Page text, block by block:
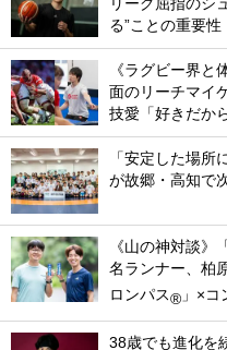
リーグ屈指のシ
る”ことの重要性
《ラグビー界と
面のリーチマイ
技愛「好きだか
「安定した場所
が故郷・高知で
《山の神対談》
名ランナー、柏
ロンパス® 」×
38歳でも進化を